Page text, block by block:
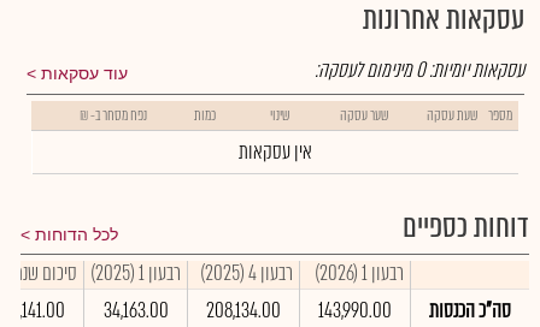
עסקאות אחרונות
עוד עסקאות עסקאות יומיות:0מינימום לעסקה:
מספר שעת עסקה שער עסקה שינוי כמות נפח מסחר ב- ₪
אין עסקאות
דוחות כספיים לכל הדוחות
רבעון 1 (2026) רבעון 4 (2025) רבעון 1 (2025)
סיכום שנתי 2025
סה"כ הכנסות
143,990.00
208,134.00
34,163.00